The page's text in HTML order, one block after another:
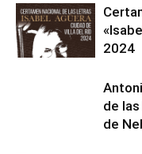
2024
de
de